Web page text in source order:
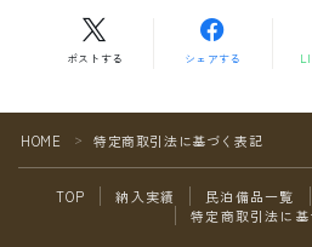
ポストする シェアする
HOME ＞ 特定商取引法に基づく表記
TOP 納入実績 民泊備品一覧
特定商取引法に